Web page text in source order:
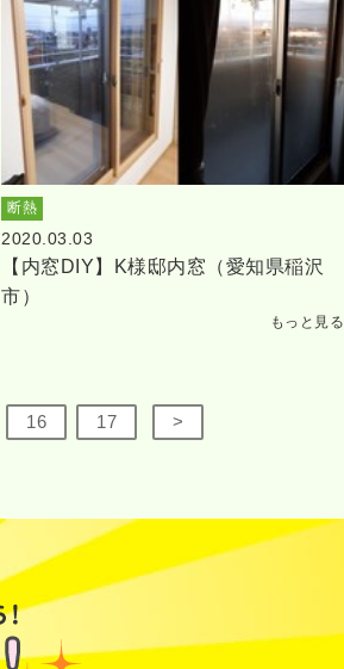
断熱
2020.03.03
【内窓DIY】K様邸内窓（愛知県稲沢
市）
もっと見る
16 17 >